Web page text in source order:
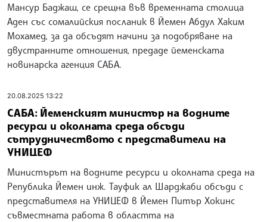
Мансур Баджаш, се срещна във временната столица
Аден със сомалийския посланик в Йемен Абдул Хаким
Мохамед, за да обсъдят начини за подобряване на
двустранните отношения, предаде йеменската
новинарска агенция САБА.
20.08.2025 13:22
САБА: Йеменският министър на водните
ресурси и околната среда обсъди
сътрудничеството с представители на
УНИЦЕФ
Министърът на водните ресурси и околната среда на
Република Йемен инж. Тауфик ал Шарджаби обсъди с
представителя на УНИЦЕФ в Йемен Питър Хокинс
съвместната работа в областта на